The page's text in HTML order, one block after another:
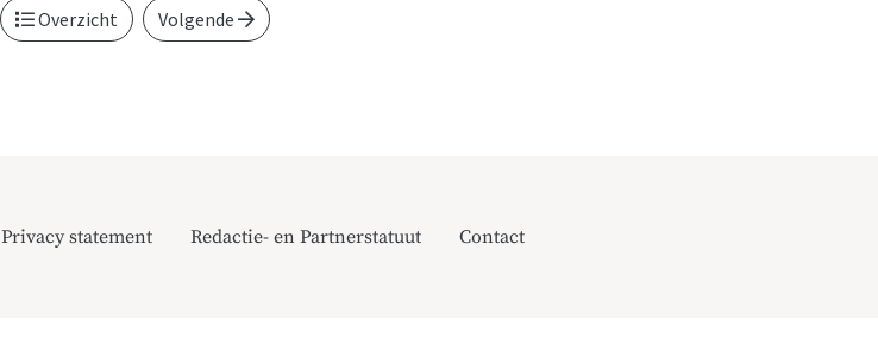
Overzicht Volgende
Privacy statement Redactie- en Partnerstatuut Contact